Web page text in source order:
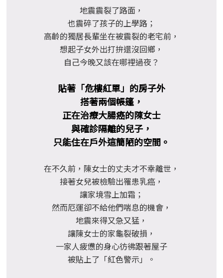
地震震裂了路面，
也震碎了孩子的上學路；
高齡的獨居長輩坐在被震裂的老宅前，
想起子女外出打拚還沒回鄉，
自己今晚又該在哪裡過夜？
貼著「危樓紅單」的房子外
搭著兩個帳篷，
正在治療大腸癌的陳女士
與確診隔離的兒子，
只能住在戶外這簡陋的空間。
在不久前，陳女士的丈夫才不幸離世，
接著女兒被檢驗出罹患乳癌，
讓家境雪上加霜；
然而厄運卻不給他們喘息的機會，
地震來得又急又猛，
讓陳女士的家龜裂破損，
一家人疲憊的身心彷彿跟著屋子
被貼上了「紅色警示」。